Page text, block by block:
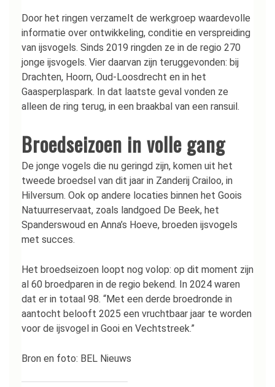
Door het ringen verzamelt de werkgroep waardevolle
informatie over ontwikkeling, conditie en verspreiding
van ijsvogels. Sinds 2019 ringden ze in de regio 270
jonge ijsvogels. Vier daarvan zijn teruggevonden: bij
Drachten, Hoorn, Oud-Loosdrecht en in het
Gaasperplaspark. In dat laatste geval vonden ze
alleen de ring terug, in een braakbal van een ransuil.
Broedseizoen in volle gang
De jonge vogels die nu geringd zijn, komen uit het
tweede broedsel van dit jaar in Zanderij Crailoo, in
Hilversum. Ook op andere locaties binnen het Goois
Natuurreservaat, zoals landgoed De Beek, het
Spanderswoud en Anna’s Hoeve, broeden ijsvogels
met succes.
Het broedseizoen loopt nog volop: op dit moment zijn
al 60 broedparen in de regio bekend. In 2024 waren
dat er in totaal 98. “Met een derde broedronde in
aantocht belooft 2025 een vruchtbaar jaar te worden
voor de ijsvogel in Gooi en Vechtstreek.”
Bron en foto: BEL Nieuws